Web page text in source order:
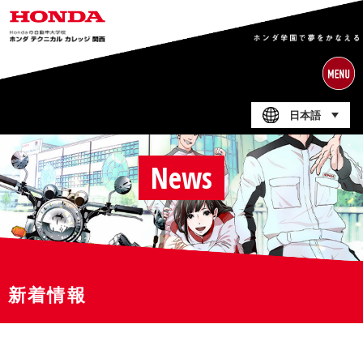
日本語
News
新着情報